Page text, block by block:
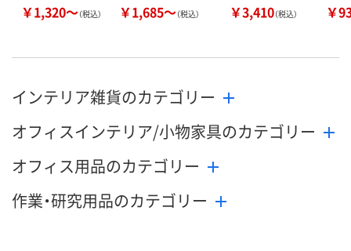
￥1,320～（税込） ￥1,685～（税込） ￥3,410（税込） ￥
インテリア雑貨のカテゴリー
オフィスインテリア/小物家具のカテゴリー
オフィス用品のカテゴリー
作業・研究用品のカテゴリー